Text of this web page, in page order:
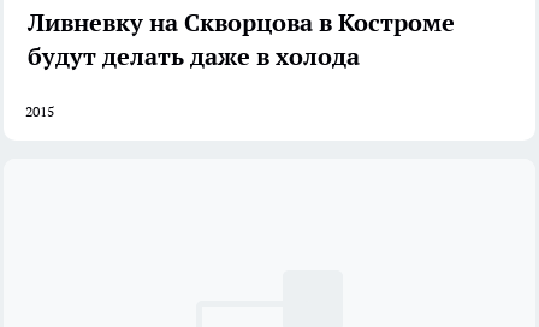
Ливневку на Скворцова в Костроме
будут делать даже в холода
2015